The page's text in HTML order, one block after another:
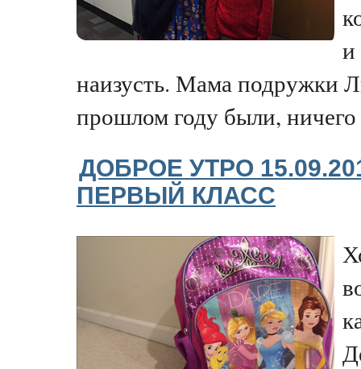
и
наизусть. Мама подружки
прошлом году были, ничего
ДОБРОЕ УТРО
ПЕРВЫЙ КЛАСС